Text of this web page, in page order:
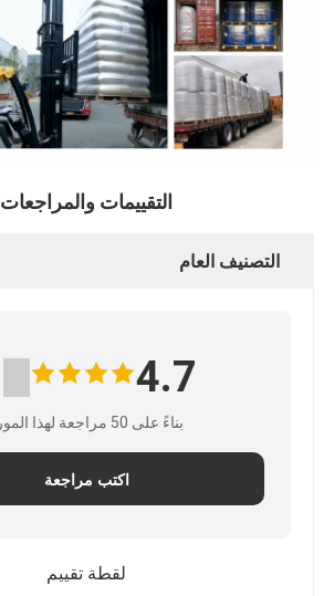
التقييمات والمراجعات
التصنيف العام
4.7
بناءً على 50 مراجعة لهذا المورد
اكتب مراجعة
لقطة تقييم